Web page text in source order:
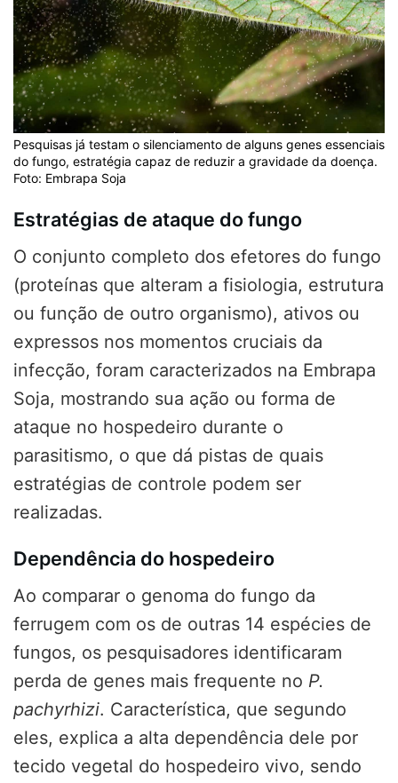
Pesquisas já testam o silenciamento de alguns genes essenciais
do fungo, estratégia capaz de reduzir a gravidade da doença.
Foto: Embrapa Soja
Estratégias de ataque do fungo
O conjunto completo dos efetores do fungo
(proteínas que alteram a fisiologia, estrutura
ou função de outro organismo), ativos ou
expressos nos momentos cruciais da
infecção, foram caracterizados na Embrapa
Soja, mostrando sua ação ou forma de
ataque no hospedeiro durante o
parasitismo, o que dá pistas de quais
estratégias de controle podem ser
realizadas.
Dependência do hospedeiro
Ao comparar o genoma do fungo da
ferrugem com os de outras 14 espécies de
fungos, os pesquisadores identificaram
perda de genes mais frequente no P.
pachyrhizi. Característica, que segundo
eles, explica a alta dependência dele por
tecido vegetal do hospedeiro vivo, sendo